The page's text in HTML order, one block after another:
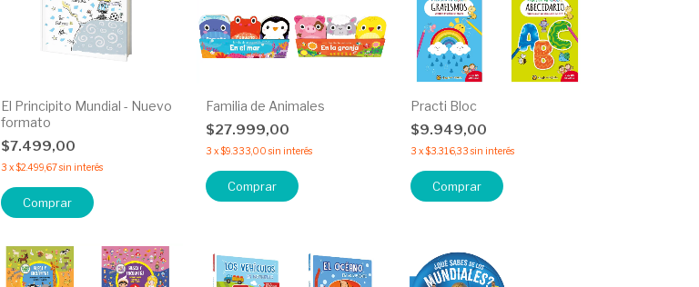
El Principito Mundial - Nuevo
formato
$7.499,00
3 x$2.499,67sin interés
Familia de Animales
$27.999,00
3 x$9.333,00 sin interés
Comprar
Practi Bloc
$9.949,00
3 x$3.316,33 sin interés
Comprar